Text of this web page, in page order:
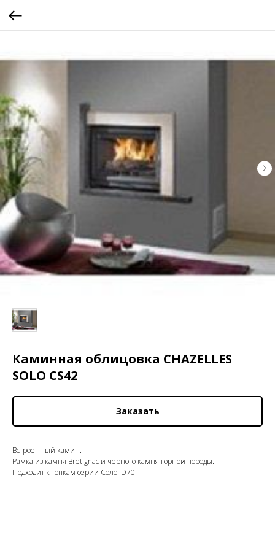
Каминная облицовка CHAZELLES
SOLO CS42
Заказать
Встроенный камин.
Рамка из камня Bretignac и чёрного камня горной породы.
Подходит к топкам серии Соло: D70.